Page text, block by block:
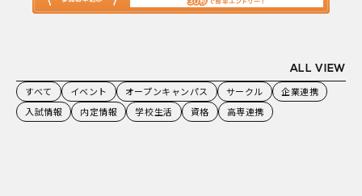
ALL VIEW
すべて イベント オープンキャンパス サークル
企業連携
入試情報
内定情報 学校生活 資格 高専連携